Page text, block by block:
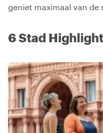
geniet maximaal van de
6 Stad